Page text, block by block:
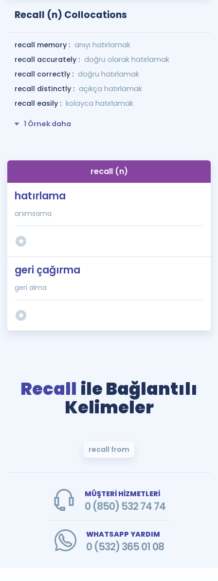
Recall (n) Collocations
recall memory : anıyı hatırlamak
recall accurately : doğru olarak hatırlamak
recall correctly : doğru hatırlamak
recall distinctly : açıkça hatırlamak
recall easily : kolayca hatırlamak
1 Örnek daha
recall (n)
hatırlama
anımsama
geri çağırma
geri alma
Recall ile Bağlantılı
Kelimeler
recall from
MÜŞTERİ HİZMETLERİ
0 (850) 532 74 74
WHATSAPP YARDIM
0 (532) 365 01 08